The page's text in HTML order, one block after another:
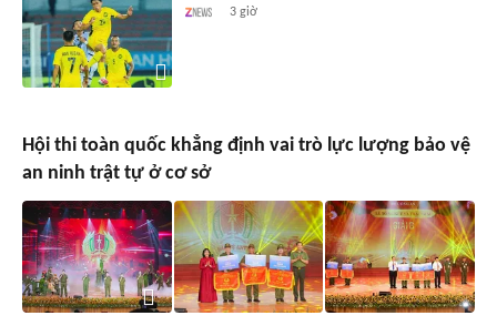
3 giờ
Hội thi toàn quốc khẳng định vai trò lực lượng bảo vệ
an ninh trật tự ở cơ sở